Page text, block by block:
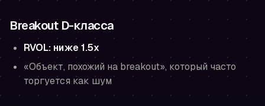
Breakout D-класса
RVOL: ниже 1.5x
«Объект, похожий на breakout», который часто
торгуется как шум